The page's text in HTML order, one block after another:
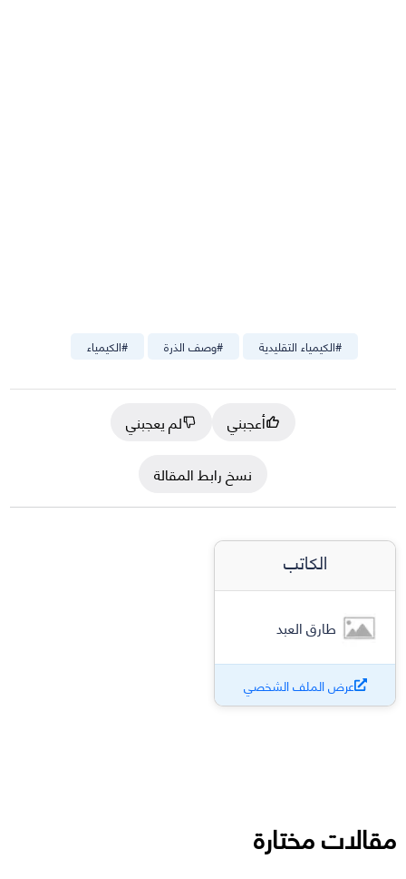
#الكيمياء #وصف الذرة #الكيمياء التقليدية
أعجبني
لم يعجبني
نسخ رابط المقالة
الكاتب
طارق العبد
عرض الملف الشخصي
مقالات مختارة